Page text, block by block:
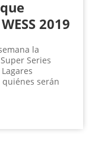
2019
la
Series
quiénes serán